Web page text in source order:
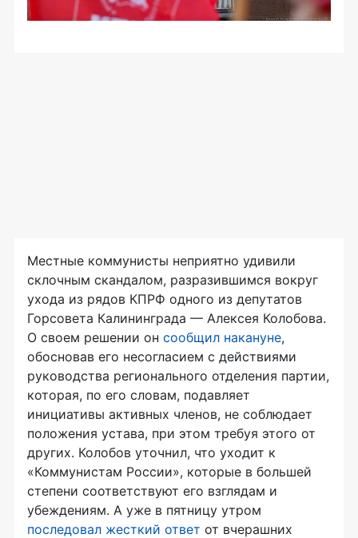
Местные коммунисты неприятно удивили
склочным скандалом, разразившимся вокруг
ухода из рядов КПРФ одного из депутатов
Горсовета Калининграда — Алексея Колобова.
О своем решении он сообщил накануне,
обосновав его несогласием с действиями
руководства регионального отделения партии,
которая, по его словам, подавляет
инициативы активных членов, не соблюдает
положения устава, при этом требуя этого от
других. Колобов уточнил, что уходит к
«Коммунистам России», которые в большей
степени соответствуют его взглядам и
убеждениям. А уже в пятницу утром
последовал жесткий ответ от вчерашних